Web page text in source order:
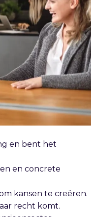
en bent het
en concrete
kansen te creëren.
recht komt.